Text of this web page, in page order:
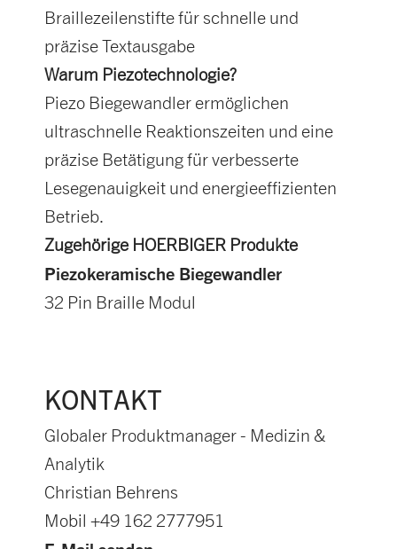
Braillezeilenstifte für schnelle und
präzise Textausgabe
Warum Piezotechnologie?
Piezo Biegewandler ermöglichen
ultraschnelle Reaktionszeiten und eine
präzise Betätigung für verbesserte
Lesegenauigkeit und energieeffizienten
Betrieb.
Zugehörige HOERBIGER Produkte
Piezokeramische Biegewandler
32 Pin Braille Modul
KONTAKT
Globaler Produktmanager - Medizin &
Analytik
Christian Behrens
Mobil +49 162 2777951